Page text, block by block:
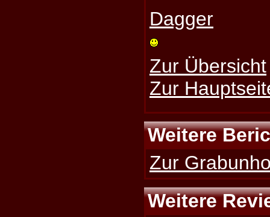
Dagger
Zur Übersicht
Zur
Weitere
Zur
Weitere